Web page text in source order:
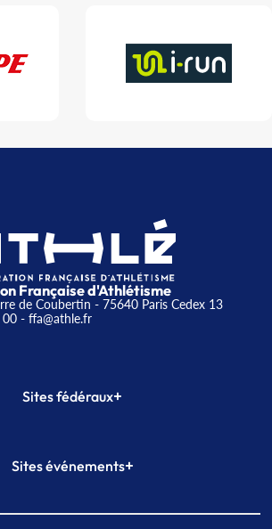
Française d'Athlétisme
de Coubertin - 75640 Paris Cedex 13
00- ffa@athle.fr
Sites fédéraux+
Plateforme Formation
Sites événements+
Meeting de Paris indoor